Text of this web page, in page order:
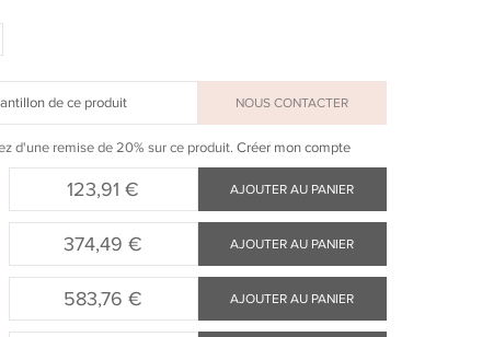
de ce produit NOUS CONTACTER
d'une remise de 20% sur ce produit. Créer mon compte
123,91 € AJOUTER AU PANIER
374,49 € AJOUTER AU PANIER
583,76 € AJOUTER AU PANIER